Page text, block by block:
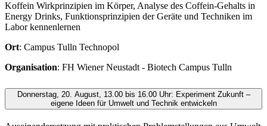
Koffein Wirkprinzipien im Körper, Analyse des Coffein-Gehalts in
Energy Drinks, Funktionsprinzipien der Geräte und Techniken im
Labor kennenlernen
Ort: Campus Tulln Technopol
Organisation: FH Wiener Neustadt - Biotech Campus Tulln
Donnerstag, 20. August, 13.00 bis 16.00 Uhr: Experiment Zukunft –
eigene Ideen für Umwelt und Technik entwickeln